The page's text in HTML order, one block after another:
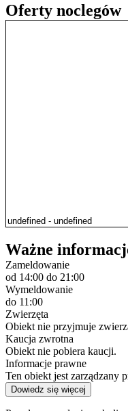
Oferty noclegów
Ważne
Zameldowanie
od 14:00 do 21:00
Wymeldowanie
do 11:00
Zwierzęta
Obiekt nie przyjmuje
Kaucja zwrotna
Obiekt nie pobiera kaucji.
Informacje prawne
Ten obiekt jest zarządzany
Dowiedz się więcej